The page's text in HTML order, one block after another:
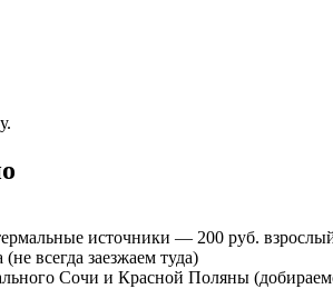
источники — 200 руб.
всегда заезжаем туда)
Сочи и Красной Поляны